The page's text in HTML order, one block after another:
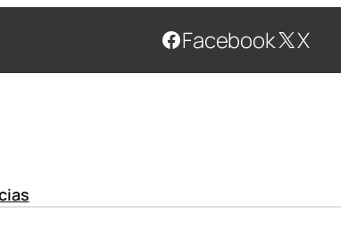
Facebook X